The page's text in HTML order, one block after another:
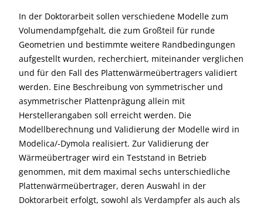
In der Doktorarbeit sollen verschiedene Modelle zum
Volumendampfgehalt, die zum Großteil für runde
Geometrien und bestimmte weitere Randbedingungen
aufgestellt wurden, recherchiert, miteinander verglichen
und für den Fall des Plattenwärmeübertragers validiert
werden. Eine Beschreibung von symmetrischer und
asymmetrischer Plattenprägung allein mit
Herstellerangaben soll erreicht werden. Die
Modellberechnung und Validierung der Modelle wird in
Modelica/-Dymola realisiert. Zur Validierung der
Wärmeübertrager wird ein Teststand in Betrieb
genommen, mit dem maximal sechs unterschiedliche
Plattenwärmeübertrager, deren Auswahl in der
Doktorarbeit erfolgt, sowohl als Verdampfer als auch als